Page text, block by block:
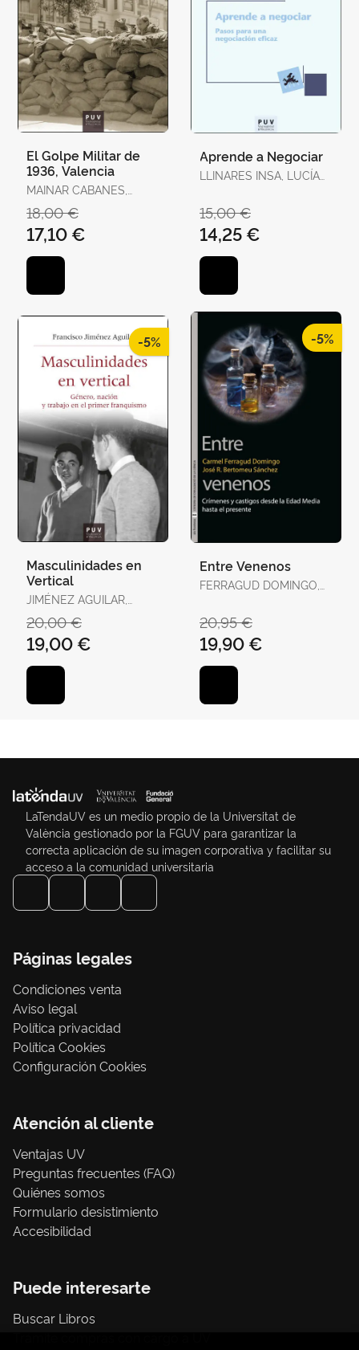
El Golpe Militar de
1936, Valencia
MAINAR CABANES,
18,00 €
17,10 €
Aprende a Negociar
LLINARES INSA, LUCÍA
PILAR
15,00 €
14,25 €
-5%
Masculinidades en
Vertical
JIMÉNEZ AGUILAR,
20,00 €
19,00 €
-5%
Entre Venenos
FERRAGUD DOMINGO,
20,95 €
19,90 €
LaTendaUV es un medio propio de la Universitat de
València gestionado por la FGUV para garantizar la
correcta aplicación de su imagen corporativa y facilitar su
acceso a la comunidad universitaria
Páginas legales
Condiciones venta
Aviso legal
Política privacidad
Política Cookies
Configuración Cookies
Atención al cliente
Ventajas UV
Preguntas frecuentes (FAQ)
Quiénes somos
Formulario desistimiento
Accesibilidad
Puede interesarte
Buscar Libros